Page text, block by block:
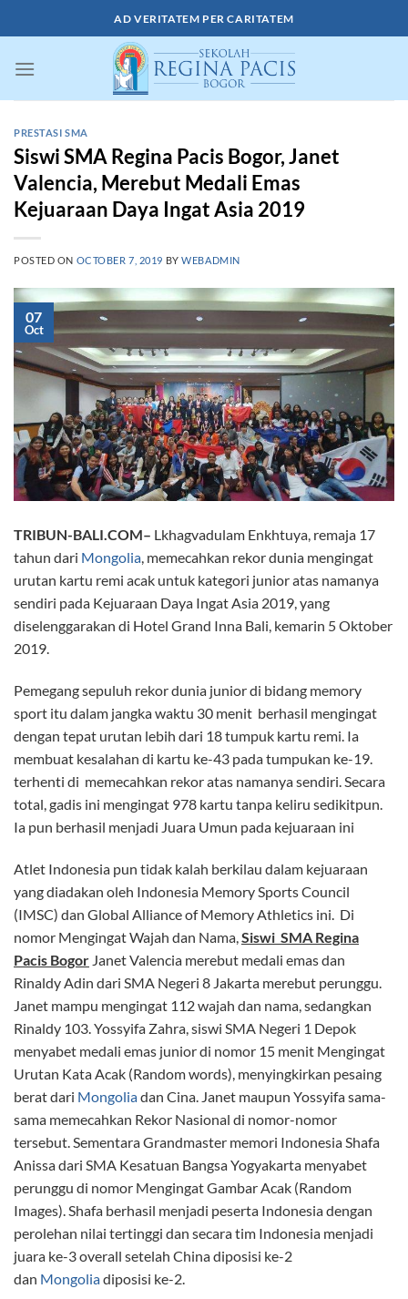
to
AD VERITATEM PER CARITATEM
PRESTASI SMA
Siswi SMA Regina Pacis Bogor, Janet
Valencia, Merebut Medali Emas
Kejuaraan Daya Ingat Asia 2019
POSTED ON OCTOBER 7, 2019 BYWEBADMIN
07
Oct
TRIBUN-BALI.COM– Lkhagvadulam Enkhtuya, remaja 17
tahun dari Mongolia, memecahkan rekor dunia mengingat
urutan kartu remi acak untuk kategori junior atas namanya
sendiri pada Kejuaraan Daya Ingat Asia 2019, yang
diselenggarakan di Hotel Grand Inna Bali, kemarin 5 Oktober
2019.
Pemegang sepuluh rekor dunia junior di bidang memory
sport itu dalam jangka waktu 30 menit berhasil mengingat
dengan tepat urutan lebih dari 18 tumpuk kartu remi. Ia
membuat kesalahan di kartu ke-43 pada tumpukan ke-19.
terhenti di memecahkan rekor atas namanya sendiri. Secara
total, gadis ini mengingat 978 kartu tanpa keliru sedikitpun.
Ia pun berhasil menjadi Juara Umun pada kejuaraan ini
Atlet Indonesia pun tidak kalah berkilau dalam kejuaraan
yang diadakan oleh Indonesia Memory Sports Council
(IMSC) dan Global Alliance of Memory Athletics ini. Di
nomor Mengingat Wajah dan Nama,Siswi SMA Regina
Pacis Bogor Janet Valencia merebut medali emas dan
Rinaldy Adin dari SMA Negeri 8 Jakarta merebut perunggu.
Janet mampu mengingat 112 wajah dan nama, sedangkan
Rinaldy 103. Yossyifa Zahra, siswi SMA Negeri 1 Depok
menyabet medali emas junior di nomor 15 menit Mengingat
Urutan Kata Acak (Random words), menyingkirkan pesaing
berat dari Mongoliadan Cina. Janet maupun Yossyifa sama-
sama memecahkan Rekor Nasional di nomor-nomor
tersebut. Sementara Grandmaster memori Indonesia Shafa
Anissa dari SMA Kesatuan Bangsa Yogyakarta menyabet
perunggu di nomor Mengingat Gambar Acak (Random
Images). Shafa berhasil menjadi peserta Indonesia dengan
perolehan nilai tertinggi dan secara tim Indonesia menjadi
juara ke-3 overall setelah China diposisi ke-2
dan Mongoliadiposisi ke-2.